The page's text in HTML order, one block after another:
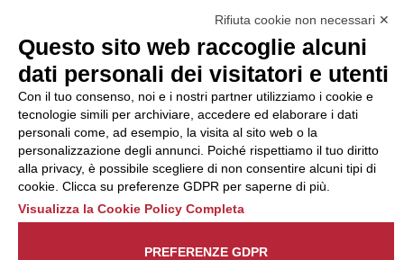
possibile presentare un
reclamo
all’Organismo di
Monitoraggio utilizzando
una delle modalità
descritte al seguente
indirizzo web
https://odm-
agenzielavoro.it/reclami/.
Rifiuta cookie non necessari ✕
Questo sito web raccoglie alcuni
dati personali dei visitatori e utenti
Con il tuo consenso, noi e i nostri partner utilizziamo i cookie e
tecnologie simili per archiviare, accedere ed elaborare i dati
personali come, ad esempio, la visita al sito web o la
personalizzazione degli annunci. Poiché rispettiamo il tuo diritto
alla privacy, è possibile scegliere di non consentire alcuni tipi di
cookie. Clicca su preferenze GDPR per saperne di più.
Visualizza la Cookie Policy Completa
PREFERENZE GDPR